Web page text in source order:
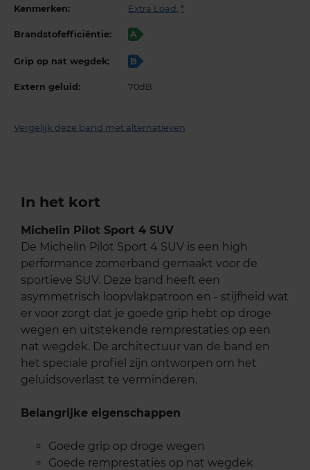
Kenmerken: Extra Load *
Brandstofefficiëntie: A
Grip op nat wegdek: B
Extern geluid: 70dB
Vergelijk deze band met alternatieven
In het kort
Michelin Pilot Sport 4 SUV
De Michelin Pilot Sport 4 SUV is een high
performance zomerband gemaakt voor de
sportieve SUV. Deze band heeft een
asymmetrisch loopvlakpatroon en - stijfheid wat
er voor zorgt dat je goede grip hebt op droge
wegen en uitstekende remprestaties op een
nat wegdek. De architectuur van de band en
het speciale profiel zijn ontworpen om het
geluidsoverlast te verminderen.
Belangrijke eigenschappen
Goede grip op droge wegen
Goede remprestaties op nat wegdek